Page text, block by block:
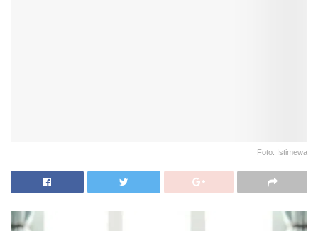
Foto: Istimewa